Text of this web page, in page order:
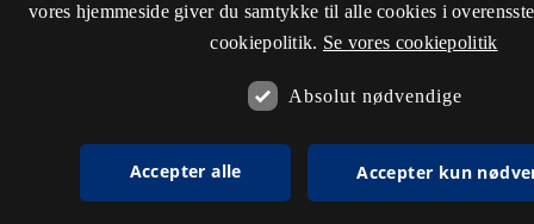
vores hjemmeside giver du samtykke til alle cookies i
cookiepolitik. Se vores cookiepolitik
Absolut nødvendige
Accepter alle Accepter kun